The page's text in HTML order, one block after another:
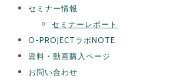
セミナー情報
セミナーレポート
O-PROJECTラボNOTE
資料・動画購入ページ
お問い合わせ